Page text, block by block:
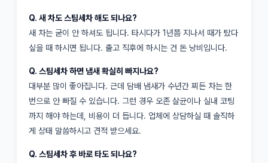
Q. 새 차도 스팀세차 해도 되나요?
새 차는 굳이 안 하셔도 됩니다. 타시다가 1년쯤 지나서 때가 탔다
싶을 때 하시면 됩니다. 출고 직후에 하시는 건 돈 낭비입니다.
Q. 스팀세차 하면 냄새 확실히 빠지나요?
대부분 많이 좋아집니다. 근데 담배 냄새가 수년간 찌든 차는 한
번으로 안 빠질 수 있습니다. 그런 경우 오존 살균이나 실내 코팅
까지 해야 하는데, 비용이 더 듭니다. 업체에 상담하실 때 솔직하
게 상태 말씀하시고 견적 받으세요.
Q. 스팀세차 후 바로 타도 되나요?